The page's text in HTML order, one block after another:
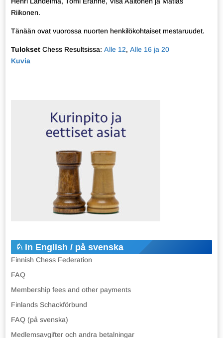
Riikonen.
Tänään ovat vuorossa nuorten henkilökohtaiset mestaruudet.
TuloksetChess Resultsissa: Alle 12, Alle 16 ja 20
Kuvia
in English / på svenska
Finnish Chess Federation
FAQ
Membership fees and other payments
Finlands Schackförbund
FAQ (på svenska)
Medlemsavgifter och andra betalningar